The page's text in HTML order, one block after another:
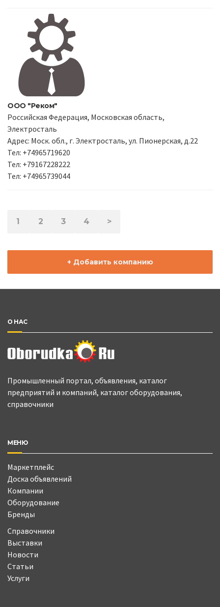
ООО "Реком"
Российская Федерация, Московская область,
Электросталь
Адрес: Моск. обл., г. Электросталь, ул. Пионерская, д.22
Тел: +74965719620
Тел: +79167228222
Тел: +74965739044
1 2 3 4 >
+ Добавить компанию
О НАС
Промышленный портал, объявления, каталог
предприятий и компаний, каталог оборудования,
справочники
МЕНЮ
Маркетплейс
Доска объявлений
Компании
Оборудование
Бренды
Справочники
Выставки
Новости
Статьи
Услуги